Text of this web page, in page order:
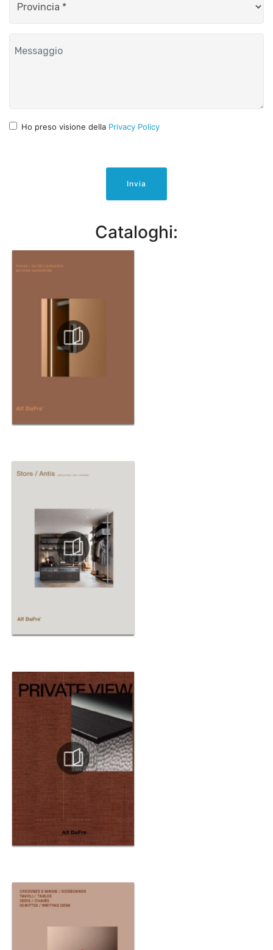
Ho preso visione della Privacy Policy
Invia
Cataloghi: